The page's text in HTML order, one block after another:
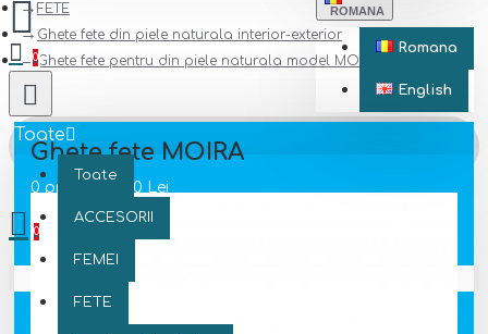
ROMANA
Romana
English
0
Toate
Toate
ACCESORII
FEMEI
FETE
0 produs(e) - 0 Lei
0
Coșul este gol!
FETE
Ghete fete din piele naturala interior-exterior
Ghete fete pentru din piele naturala model MOIRA
Ghete fete MOIRA